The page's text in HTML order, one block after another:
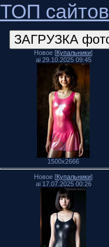
ТОП сайтов
Новое [Купальники]
ai 29.10.2025 09:45
1500x2666
Новое [Купальники]
ai 17.07.2025 00:26